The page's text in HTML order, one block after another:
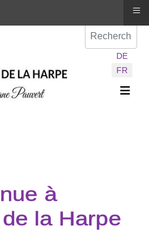
Sélectionnez
DE
FR
≡
≡